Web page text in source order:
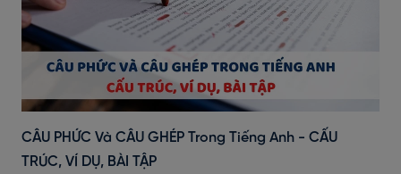
CÂU PHỨC Và CÂU GHÉP Trong Tiếng Anh - CẤU
TRÚC, VÍ DỤ, BÀI TẬP